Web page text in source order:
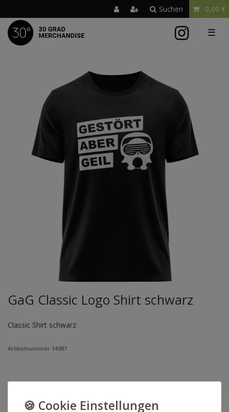
Suchen 0,00 €
☰
GaG Classic Logo Shirt schwarz
Classic Shirt schwarz
Artikelnummer 14987